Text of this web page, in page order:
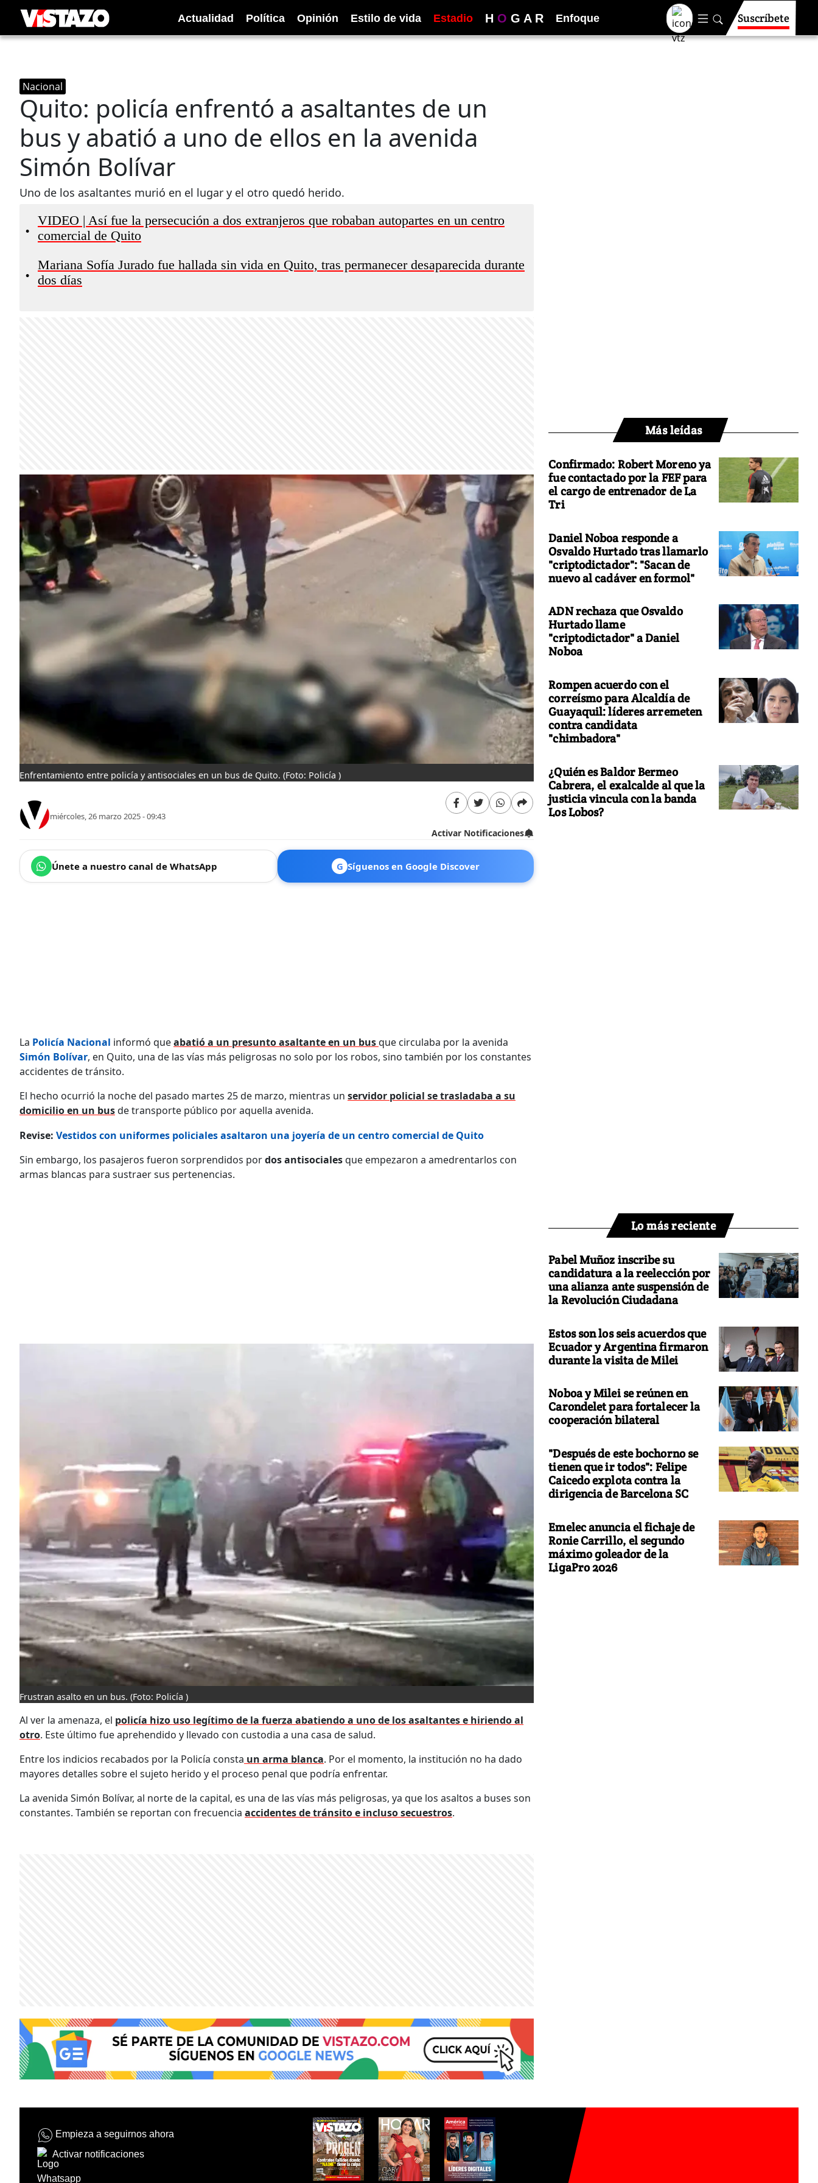
Actualidad Política Opinión Estilo de vida Estadio H O G A R Enfoque Suscríbete
Nacional
Quito: policía enfrentó a asaltantes de un
bus y abatió a uno de ellos en la avenida
Simón Bolívar
Uno de los asaltantes murió en el lugar y el otro quedó herido.
•
VIDEO | Así fue la persecución a dos extranjeros que robaban autopartes en un centro
comercial de Quito
•
Mariana Sofía Jurado fue hallada sin vida en Quito, tras permanecer desaparecida durante
dos días
Enfrentamiento entre policía y antisociales en un bus de Quito. (Foto: Policía )
miércoles, 26 marzo 2025 - 09:43
Activar Notificaciones
Únete a nuestro canal de WhatsApp G Síguenos en Google Discover
La Policía Nacional informó queabatió a un presunto asaltante en un busque circulaba por la avenida
Simón Bolívar, en Quito, una de las vías más peligrosas no solo por los robos, sino también por los constantes
accidentes de tránsito.
El hecho ocurrió la noche del pasado martes 25 de marzo, mientras un servidor policial se trasladaba a su
domicilio en un busde transporte público por aquella avenida.
Revise: Vestidos con uniformes policiales asaltaron una joyería de un centro comercial de Quito
Sin embargo, los pasajeros fueron sorprendidos pordos antisocialesque empezaron a amedrentarlos con
armas blancas para sustraer sus pertenencias.
Frustran asalto en un bus. (Foto: Policía )
Al ver la amenaza, el policía hizo uso legítimo de la fuerza abatiendo a uno de los asaltantes e hiriendo al
otro. Este último fue aprehendido y llevado con custodia a una casa de salud.
Entre los indicios recabados por la Policía consta un arma blanca. Por el momento, la institución no ha dado
mayores detalles sobre el sujeto herido y el proceso penal que podría enfrentar.
La avenida Simón Bolívar, al norte de la capital, es una de las vías más peligrosas, ya que los asaltos a buses son
constantes. También se reportan con frecuencia accidentes de tránsito e incluso secuestros.
Más leídas
Confirmado: Robert Moreno ya
fue contactado por la FEF para
el cargo de entrenador de La
Tri
Daniel Noboa responde a
Osvaldo Hurtado tras llamarlo
"criptodictador": "Sacan de
nuevo al cadáver en formol"
ADN rechaza que Osvaldo
Hurtado llame
"criptodictador" a Daniel
Noboa
Rompen acuerdo con el
correísmo para Alcaldía de
Guayaquil: líderes arremeten
contra candidata
"chimbadora"
¿Quién es Baldor Bermeo
Cabrera, el exalcalde al que la
justicia vincula con la banda
Los Lobos?
Lo más reciente
Pabel Muñoz inscribe su
candidatura a la reelección por
una alianza ante suspensión de
la Revolución Ciudadana
Estos son los seis acuerdos que
Ecuador y Argentina firmaron
durante la visita de Milei
Noboa y Milei se reúnen en
Carondelet para fortalecer la
cooperación bilateral
"Después de este bochorno se
tienen que ir todos": Felipe
Caicedo explota contra la
dirigencia de Barcelona SC
Emelec anuncia el fichaje de
Ronie Carrillo, el segundo
máximo goleador de la
LigaPro 2026
Empieza a seguirnos ahora
Activar notificaciones